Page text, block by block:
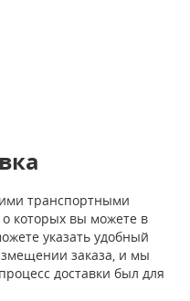
транспортными
которых вы можете в
указать удобный
заказа, и мы
доставки был для